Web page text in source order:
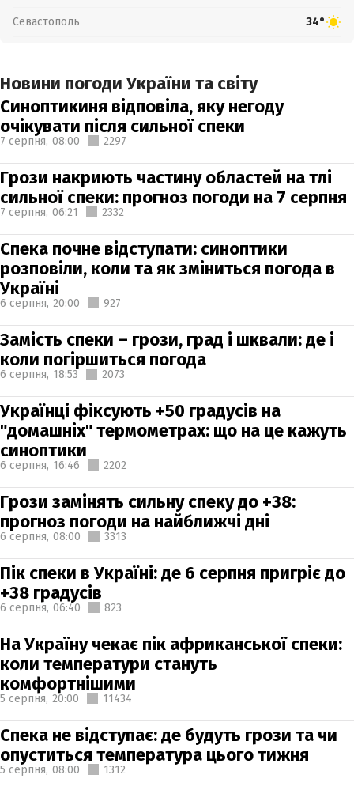
Севастополь 34°
Новини погоди України та світу
Синоптикиня відповіла, яку негоду
очікувати після сильної спеки
7 серпня, 08:00 2297
Грози накриють частину областей на тлі
сильної спеки: прогноз погоди на 7 серпня
7 серпня, 06:21 2332
Спека почне відступати: синоптики
розповіли, коли та як зміниться погода в
Україні
6 серпня, 20:00 927
Замість спеки – грози, град і шквали: де і
коли погіршиться погода
6 серпня, 18:53 2073
Українці фіксують +50 градусів на
"домашніх" термометрах: що на це кажуть
синоптики
6 серпня, 16:46 2202
Грози замінять сильну спеку до +38:
прогноз погоди на найближчі дні
6 серпня, 08:00 3313
Пік спеки в Україні: де 6 серпня пригріє до
+38 градусів
6 серпня, 06:40 823
На Україну чекає пік африканської спеки:
коли температури стануть
комфортнішими
5 серпня, 20:00 11434
Спека не відступає: де будуть грози та чи
опуститься температура цього тижня
5 серпня, 08:00 1312